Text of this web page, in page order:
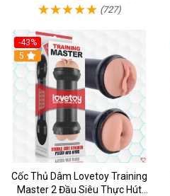
(727)
-43%
Hot
5
Cốc Thủ Dâm Lovetoy Training
Master 2 Đầu Siêu Thực Hút